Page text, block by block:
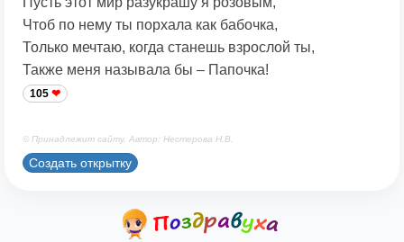
Чтоб по нему ты порхала как бабочка,
Только мечтаю, когда станешь взрослой ты,
Также меня называла бы – Папочка!
105
© Принадлежит сайту. Автор: Нестерова Н.В.
Создать открытку